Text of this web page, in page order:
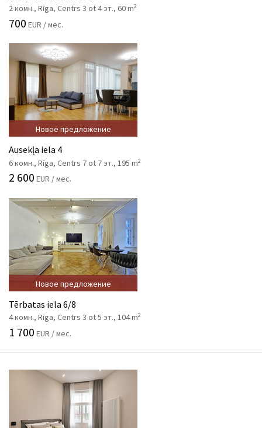
2 комн., Rīga, Centrs 3 ot 4 эт., 60 m2
700 EUR / мес.
Новое предложение
Ausekļa iela 4
6 комн., Rīga, Centrs 7 ot 7 эт., 195 m2
2 600 EUR / мес.
Новое предложение
Tērbatas iela 6/8
4 комн., Rīga, Centrs 3 ot 5 эт., 104 m2
1 700 EUR / мес.